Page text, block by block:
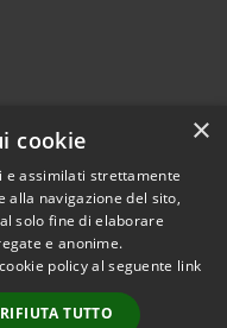
© 2026 • Comune di
Pia • Powered by
Municipium•
Accesso
×
cookie
e assimilati strettamente
alla navigazione del sito,
solo fine di elaborare
e anonime.
policy al seguente link
RIFIUTA TUTTO